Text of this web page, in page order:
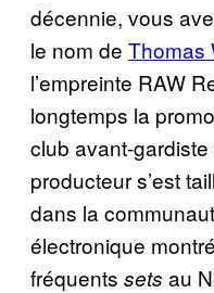
décennie, vous
le nom de Thomas
l’empreinte RAW
longtemps la
club avant-
producteur s’est
dans la
électronique
fréquents sets au